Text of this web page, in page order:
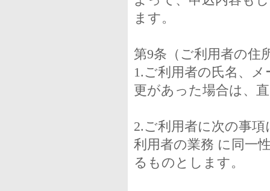
ます。
第9条（ご利用者の住
1.ご利用者の氏名、
更があった場合は、
2.ご利用者に次の事
利用者の業務 に同一
るものとします。